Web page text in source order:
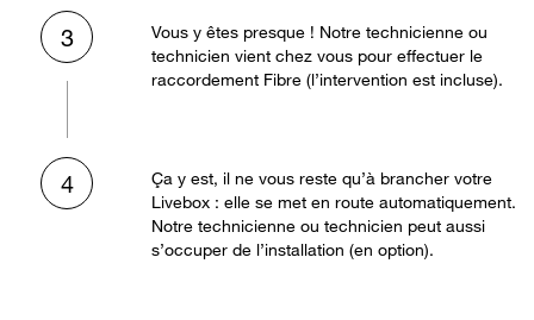
3
Vous y êtes presque ! Notre technicienne ou
technicien vient chez vous pour effectuer le
raccordement Fibre (l’intervention est incluse).
4
Ça y est, il ne vous reste qu’à brancher votre
Livebox : elle se met en route automatiquement.
Notre technicienne ou technicien peut aussi
s’occuper de l’installation (en option).